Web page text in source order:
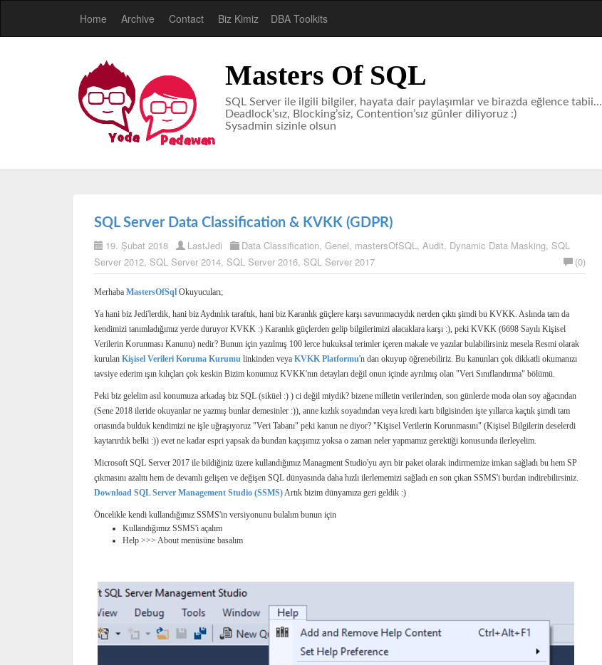
Home Archive Contact Biz Kimiz DBA Toolkits
Masters Of SQL
SQL Server ile ilgili bilgiler, hayata dair paylaşımlar ve birazda eğlence tabii...
Deadlock’sız, Blocking’siz, Contention’sız günler diliyoruz :)
Sysadmin sizinle olsun
SQL Server Data Classification & KVKK (GDPR)
19. Şubat 2018 LastJedi Data Classification, Genel, mastersOfSQL, Audit, Dynamic Data Masking, SQL
Server 2012, SQL Server 2014, SQL Server 2016, SQL Server 2017 (0)
Merhaba MastersOfSql Okuyucuları;
Ya hani biz Jedi'lerdik, hani biz Aydınlık taraftık, hani biz Karanlık güçlere karşı savunmacıydık nerden çıktı şimdi bu KVKK. Aslında tam da
kendimizi tanımladığımız yerde duruyor KVKK :) Karanlık güçlerden gelip bilgilerimizi alacaklara karşı :), peki KVKK (6698 Sayılı Kişisel
Verilerin Korunması Kanunu) nedir? Bunun için yazılmış 100 lerce hukuksal terimler içeren makale ve yazılar bulabilirsiniz mesela Resmi olarak
kurulan Kişisel Verileri Koruma Kurumu linkinden veya KVKK Platformu'n dan okuyup öğrenebiliriz. Bu kanunları çok dikkatli okumanızı
tavsiye ederim ışın kılıçları çok keskin Bizim konumuz KVKK'nın detayları değil onun içinde ayrılmış olan "Veri Sınıflandırma" bölümü.
Peki biz gelelim asıl konumuza arkadaş biz SQL (siküel :) ) ci değil miydik? bizene milletin verilerinden, son günlerde moda olan soy ağacından
(Sene 2018 ileride okuyanlar ne yazmış bunlar demesinler :)), anne kızlık soyadından veya kredi kartı bilgisinden işte yıllarca kaçtık şimdi tam
ortasında bulduk kendimizi ne işle uğraşıyoruz "Veri Tabanı" peki kanun ne diyor? "Kişisel Verilerin Korunmasını" (Kişisel Bilgilerin deselerdi
kaytarırdık belki :)) evet ne kadar espri yapsak da bundan kaçışımız yoksa o zaman neler yapmamız gerektiği konusunda ilerleyelim.
Microsoft SQL Server 2017 ile bildiğiniz üzere kullandığımız Managment Studio'yu ayrı bir paket olarak indirmemize imkan sağladı bu hem SP
çıkmasını azalttı hem de devamlı gelişen ve değişen SQL dünyasında daha hızlı ilerlememizi sağladı en son çıkan SSMS'i burdan indirebilirsiniz.
Download SQL Server Management Studio (SSMS)Artık bizim dünyamıza geri geldik :)
Öncelikle kendi kullandığımız SSMS'in versiyonunu bulalım bunun için
Kullandığımız SSMS'i açalım
Help >>> About menüsüne basalım